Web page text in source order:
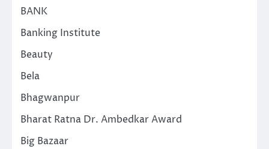
BANK
Banking Institute
Beauty
Bela
Bhagwanpur
Bharat Ratna Dr. Ambedkar Award
Big Bazaar